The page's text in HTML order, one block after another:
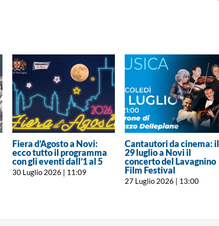
Fiera d’Agosto a Novi:
ecco tutto il programma
con gli eventi dall’1 al 5
30 Luglio 2026 | 11:09
Cantautori da cinema: il
29 luglio a Novi il
concerto del Lavagnino
Film Festival
27 Luglio 2026 | 13:00